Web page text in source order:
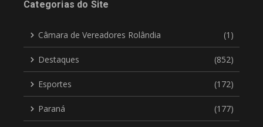
Categorias do Site
Câmara de Vereadores Rolândia (1)
Destaques (852)
Esportes (172)
Paraná (177)